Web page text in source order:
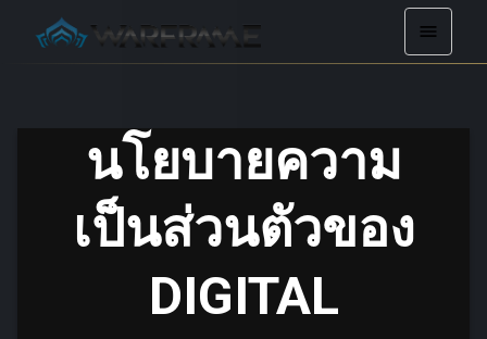
นโยบายความ
เป็นส่วนตัวของ
DIGITAL